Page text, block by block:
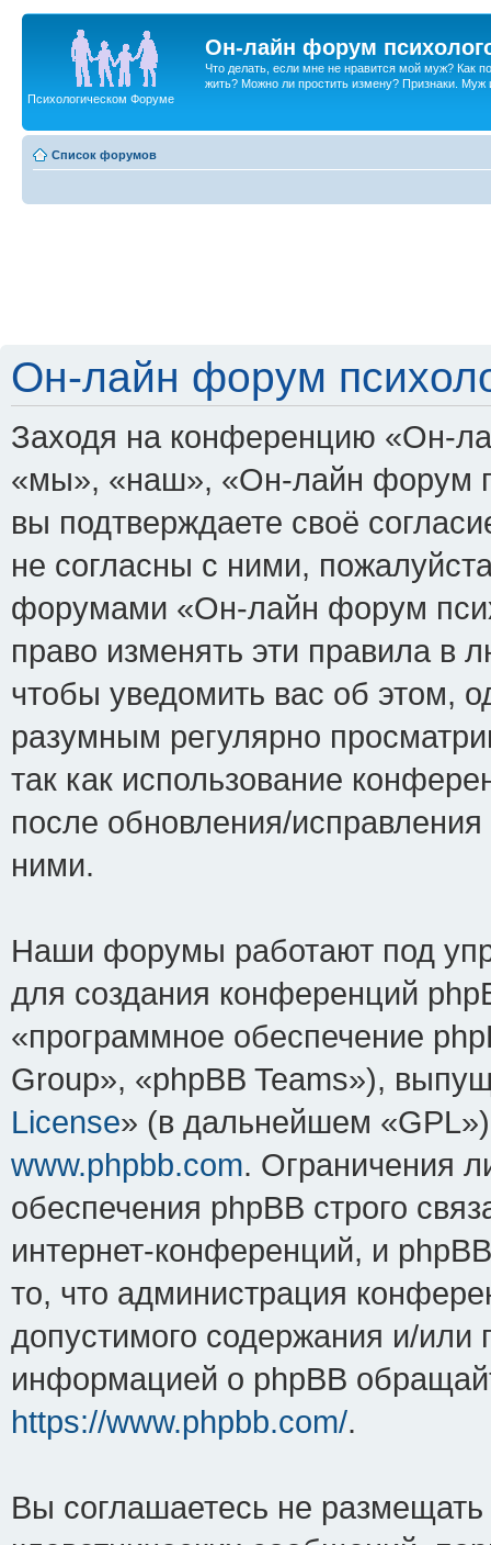
Он-лайн форум
Что делать, если мне не нравится мой муж? Как
жить? Можно ли простить измену? Признаки. Муж
Психологическом Форуме
Список форумов
Он-лайн форум
Заходя на конференцию «Он-
«мы», «наш», «Он-лайн форум
вы подтверждаете своё
не согласны с ними,
форумами «Он-лайн форум
право изменять эти правила в
чтобы уведомить вас об этом,
разумным регулярно
так как использование
после обновления/
ними.
Наши форумы работают под
для создания конференций
«программное обеспечение
Group», «phpBB Teams»),
License» (в дальнейшем
www.phpbb.com. Ограничения
обеспечения phpBB строго
интернет-конференций, и
то, что администрация
допустимого содержания и/
информацией о phpBB
https://www.phpbb.com/.
Вы соглашаетесь не